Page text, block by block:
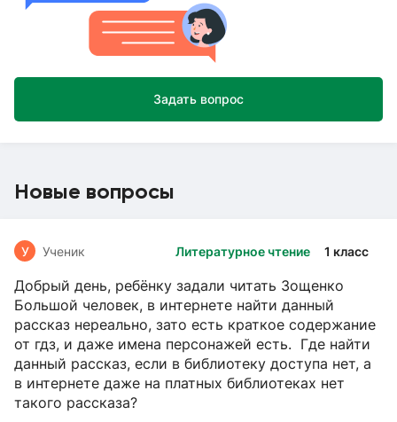
Задать вопрос
Новые вопросы
Литературное чтение 1 класс
У Ученик
Добрый день, ребёнку задали читать Зощенко
Большой человек, в интернете найти данный
рассказ нереально, зато есть краткое содержание
от гдз, и даже имена персонажей есть. Где найти
данный рассказ, если в библиотеку доступа нет, а
в интернете даже на платных библиотеках нет
такого рассказа?